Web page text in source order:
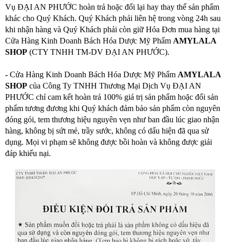
Vụ ĐẠI AN PHƯỚC hoàn trả hoặc đổi lại hay thay thế sản phẩm
khác cho Quý Khách. Quý Khách phải liên hệ trong vòng 24h sau
khi nhận hàng và Quý Khách phải còn giữ Hóa Đơn mua hàng tại
Cửa Hàng Kinh Doanh Bách Hóa Dược Mỹ Phẩm AMYLALA
SHOP (CTY TNHH TM-DV ĐẠI AN PHƯỚC).
- Cửa Hàng Kinh Doanh Bách Hóa Dược Mỹ Phẩm AMYLALA
SHOP của Công Ty TNHH Thương Mại Dịch Vụ ĐẠI AN
PHƯỚC chỉ cam kết hoàn trả 100% giá trị sản phẩm hoặc đổi sản
phẩm tương đương khi Quý khách đảm bảo sản phẩm còn nguyên
đóng gói, tem thương hiệu nguyên vẹn như ban đầu lúc giao nhận
hàng, không bị sứt mẻ, trầy sước, không có dấu hiện đã qua sử
dụng. Mọi vi phạm sẽ không được bồi hoàn và không được giải
đáp khiếu nại.